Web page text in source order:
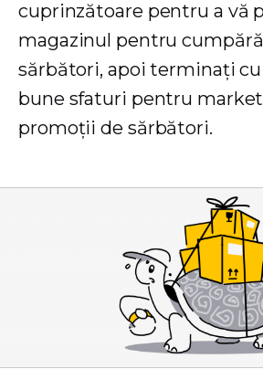
cuprinzătoare pentru a vă
magazinul pentru
sărbători, apoi terminați
bune sfaturi pentru
promoții de sărbători.